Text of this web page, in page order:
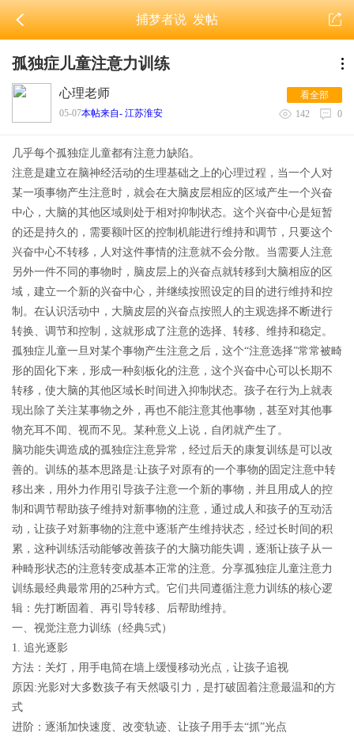
捕梦者说发帖
孤独症儿童注意力训练
心理老师
05-07本帖来自- 江苏淮安
看全部
142
0
几乎每个孤独症儿童都有注意力缺陷。
注意是建立在脑神经活动的生理基础之上的心理过程，当一个人对
某一项事物产生注意时，就会在大脑皮层相应的区域产生一个兴奋
中心，大脑的其他区域则处于相对抑制状态。这个兴奋中心是短暂
的还是持久的，需要额叶区的控制机能进行维持和调节，只要这个
兴奋中心不转移，人对这件事情的注意就不会分散。当需要人注意
另外一件不同的事物时，脑皮层上的兴奋点就转移到大脑相应的区
域，建立一个新的兴奋中心，并继续按照设定的目的进行维持和控
制。在认识活动中，大脑皮层的兴奋点按照人的主观选择不断进行
转换、调节和控制，这就形成了注意的选择、转移、维持和稳定。
孤独症儿童一旦对某个事物产生注意之后，这个“注意选择”常常被畸
形的固化下来，形成一种刻板化的注意，这个兴奋中心可以长期不
转移，使大脑的其他区域长时间进入抑制状态。孩子在行为上就表
现出除了关注某事物之外，再也不能注意其他事物，甚至对其他事
物充耳不闻、视而不见。某种意义上说，自闭就产生了。
脑功能失调造成的孤独症注意异常，经过后天的康复训练是可以改
善的。训练的基本思路是:让孩子对原有的一个事物的固定注意中转
移出来，用外力作用引导孩子注意一个新的事物，并且用成人的控
制和调节帮助孩子维持对新事物的注意，通过成人和孩子的互动活
动，让孩子对新事物的注意中逐渐产生维持状态，经过长时间的积
累，这种训练活动能够改善孩子的大脑功能失调，逐渐让孩子从一
种畸形状态的注意转变成基本正常的注意。 分享孤独症儿童注意力
训练最经典最常用的25种方式。它们共同遵循注意力训练的核心逻
辑：先打断固着、再引导转移、后帮助维持。
一、视觉注意力训练（经典5式）
1. 追光逐影
方法：关灯，用手电筒在墙上缓慢移动光点，让孩子追视
原因:光影对大多数孩子有天然吸引力，是打破固着注意最温和的方
式
进阶：逐渐加快速度、改变轨迹、让孩子用手去“抓”光点